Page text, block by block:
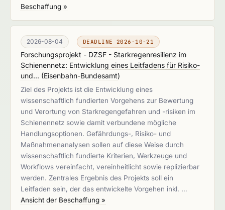
Beschaffung »
2026-08-04 DEADLINE 2026-10-21
Forschungsprojekt - DZSF - Starkregenresilienz im
Schienennetz: Entwicklung eines Leitfadens für Risiko-
und... (Eisenbahn-Bundesamt)
Ziel des Projekts ist die Entwicklung eines
wissenschaftlich fundierten Vorgehens zur Bewertung
und Verortung von Starkregengefahren und -risiken im
Schienennetz sowie damit verbundene mögliche
Handlungsoptionen. Gefährdungs-, Risiko- und
Maßnahmenanalysen sollen auf diese Weise durch
wissenschaftlich fundierte Kriterien, Werkzeuge und
Workflows vereinfacht, vereinheitlicht sowie replizierbar
werden. Zentrales Ergebnis des Projekts soll ein
Leitfaden sein, der das entwickelte Vorgehen inkl. …
Ansicht der Beschaffung »